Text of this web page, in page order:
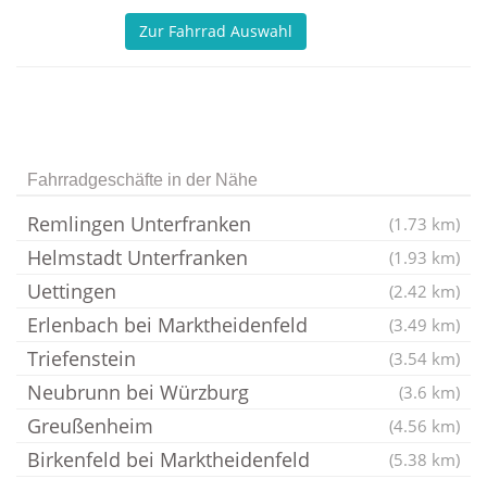
Zur Fahrrad Auswahl
Fahrradgeschäfte in der Nähe
Remlingen Unterfranken (1.73 km)
Helmstadt Unterfranken (1.93 km)
Uettingen (2.42 km)
Erlenbach bei Marktheidenfeld (3.49 km)
Triefenstein (3.54 km)
Neubrunn bei Würzburg (3.6 km)
Greußenheim (4.56 km)
Birkenfeld bei Marktheidenfeld (5.38 km)